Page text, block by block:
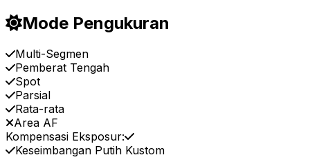
Mode Pengukuran
Multi-Segmen
Pemberat Tengah
Spot
Parsial
Rata-rata
Area AF
Kompensasi Eksposur:
Keseimbangan Putih Kustom